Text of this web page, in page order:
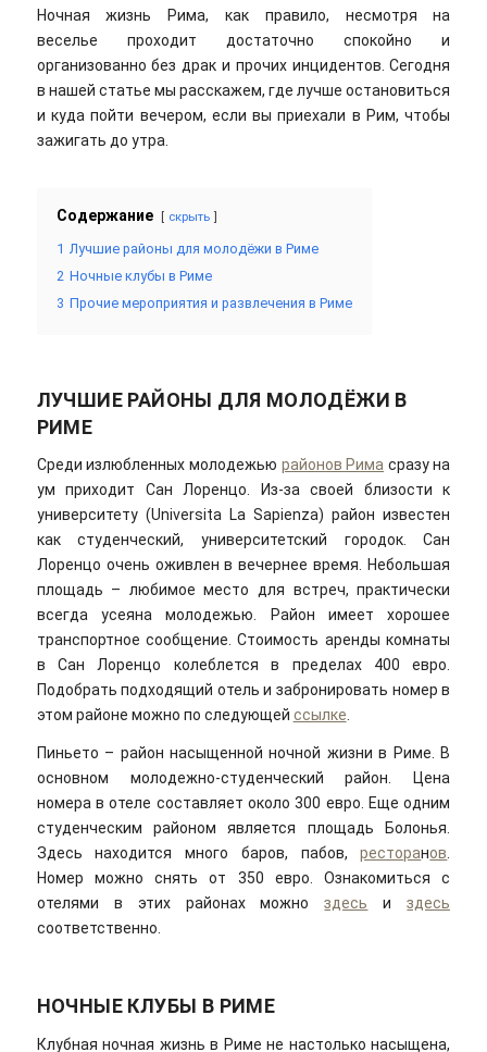
Ночная жизнь Рима, как правило, несмотря на
веселье проходит достаточно спокойно и
организованно без драк и прочих инцидентов. Сегодня
в нашей статье мы расскажем, где лучше остановиться
и куда пойти вечером, если вы приехали в Рим, чтобы
зажигать до утра.
Содержание скрыть
1 Лучшие районы для молодёжи в Риме
2 Ночные клубы в Риме
3 Прочие мероприятия и развлечения в Риме
ЛУЧШИЕ РАЙОНЫ ДЛЯ МОЛОДЁЖИ В
РИМЕ
Среди излюбленных молодежью районов Рима сразу на
ум приходит Сан Лоренцо. Из-за своей близости к
университету (Universita La Sapienza) район известен
как студенческий, университетский городок. Сан
Лоренцо очень оживлен в вечернее время. Небольшая
площадь – любимое место для встреч, практически
всегда усеяна молодежью. Район имеет хорошее
транспортное сообщение. Стоимость аренды комнаты
в Сан Лоренцо колеблется в пределах 400 евро.
Подобрать подходящий отель и забронировать номер в
этом районе можно по следующей ссылке.
Пиньето – район насыщенной ночной жизни в Риме. В
основном молодежно-студенческий район. Цена
номера в отеле составляет около 300 евро. Еще одним
студенческим районом является площадь Болонья.
Здесь находится много баров, пабов,ресторанов.
Номер можно снять от 350 евро. Ознакомиться с
отелями в этих районах можноздесь издесь
соответственно.
НОЧНЫЕ КЛУБЫ В РИМЕ
Клубная ночная жизнь в Риме не настолько насыщена,